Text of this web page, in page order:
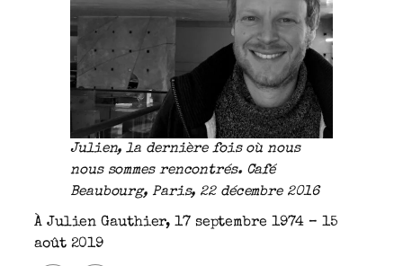
Julien, la dernière fois où nous
nous sommes rencontrés. Café
Beaubourg, Paris, 22 décembre 2016
À Julien Gauthier, 17 septembre 1974 – 15
août 2019